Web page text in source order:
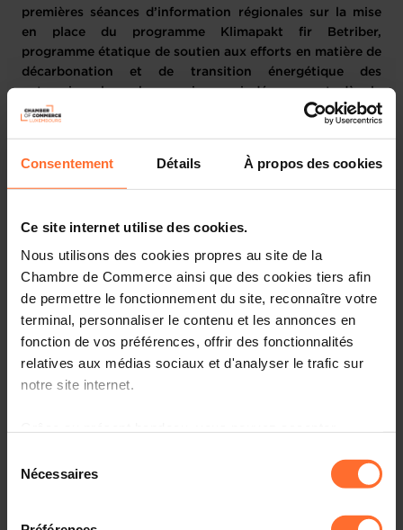
Consentement Détails À propos des cookies
Ce site internet utilise des cookies.
Nous utilisons des cookies propres au site de la
Chambre de Commerce ainsi que des cookies tiers afin
de permettre le fonctionnement du site, reconnaître votre
terminal, personnaliser le contenu et les annonces en
fonction de vos préférences, offrir des fonctionnalités
relatives aux médias sociaux et d'analyser le trafic sur
notre site internet.
à l’exception des cookies strictement nécessaires au
fonctionnement du site. Une description des différents
cookies est accessible sous l’onglet « Détails » ci-
Nécessaires
premières séances d’information régionales sur la mise
en place du programme Klimapakt fir Betriber,
programme étatique de soutien aux efforts en matière de
décarbonation et de transition énergétique des
mois de juin.
Lors de ces séances régionales, l’ensemble des outils
pratiques mis à disposition des entreprises vous sera
présenté. Ces événements permettront également aux
d’échanger avec les experts des divers programmes
d’aides dans le contexte de la décarbonation des
entreprises.
Le 15 juin 2023 - de 18h00 - 20h00
Inscriptions jusqu’au 7 juin 2023 – 40 place
Présentation de la House of Sustainability et